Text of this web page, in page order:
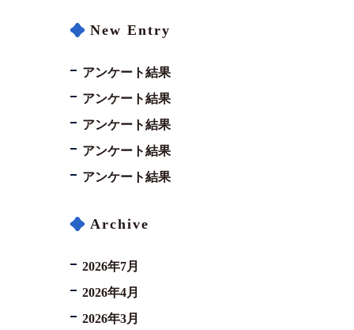
New Entry
アンケート結果
アンケート結果
アンケート結果
アンケート結果
アンケート結果
Archive
2026年7月
2026年4月
2026年3月